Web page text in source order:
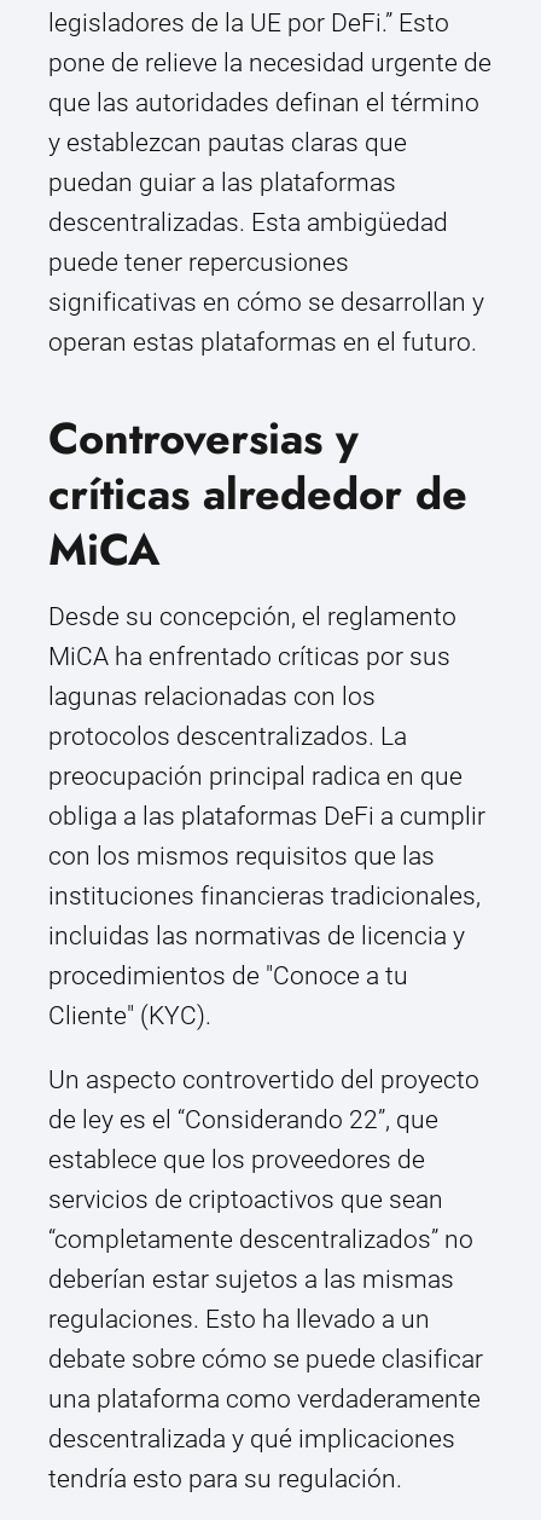
legisladores de la UE por DeFi.” Esto
pone de relieve la necesidad urgente de
que las autoridades definan el término
y establezcan pautas claras que
puedan guiar a las plataformas
descentralizadas. Esta ambigüedad
puede tener repercusiones
significativas en cómo se desarrollan y
operan estas plataformas en el futuro.
Controversias y
críticas alrededor de
MiCA
Desde su concepción, el reglamento
MiCA ha enfrentado críticas por sus
lagunas relacionadas con los
protocolos descentralizados. La
preocupación principal radica en que
obliga a las plataformas DeFi a cumplir
con los mismos requisitos que las
instituciones financieras tradicionales,
incluidas las normativas de licencia y
procedimientos de "Conoce a tu
Cliente" (KYC).
Un aspecto controvertido del proyecto
de ley es el “Considerando 22”, que
establece que los proveedores de
servicios de criptoactivos que sean
“completamente descentralizados” no
deberían estar sujetos a las mismas
regulaciones. Esto ha llevado a un
debate sobre cómo se puede clasificar
una plataforma como verdaderamente
descentralizada y qué implicaciones
tendría esto para su regulación.